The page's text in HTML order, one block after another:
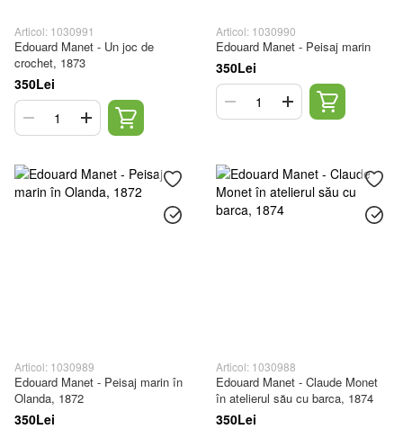
Articol: 1030991
Edouard Manet - Un joc de
crochet, 1873
350Lei
Articol: 1030990
Edouard Manet - Peisaj marin
350Lei
Articol: 1030989
Edouard Manet - Peisaj marin în
Olanda, 1872
350Lei
Articol: 1030988
Edouard Manet - Claude Monet
în atelierul său cu barca, 1874
350Lei